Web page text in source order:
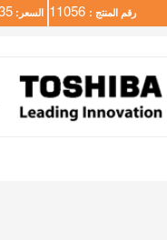
رقم المنتج : السعر: